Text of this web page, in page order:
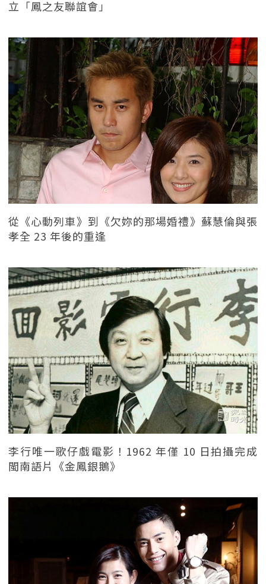
立「鳳之友聯誼會」
從《心動列車》到《欠妳的那場婚禮》蘇慧倫與張
孝全 23 年後的重逢
李行唯一歌仔戲電影！1962 年僅 10 日拍攝完成
閩南語片《金鳳銀鵝》